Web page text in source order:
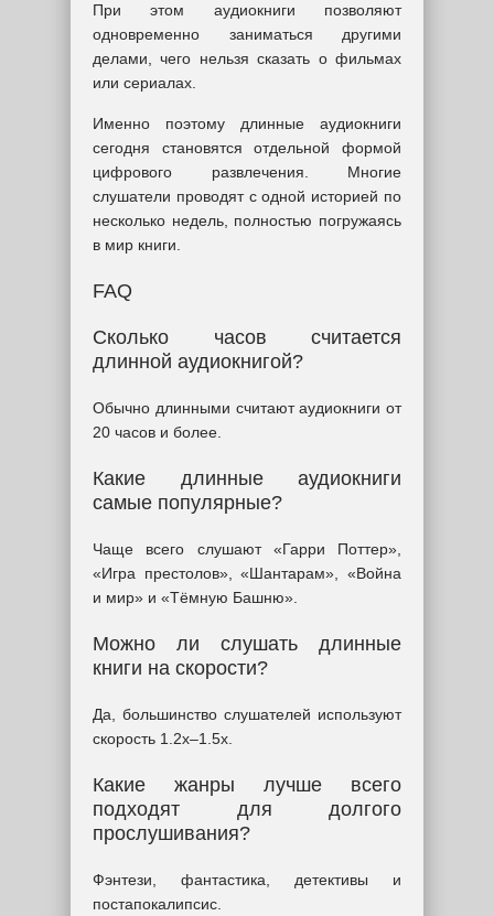
При этом аудиокниги позволяют
одновременно заниматься другими
делами, чего нельзя сказать о фильмах
или сериалах.
Именно поэтому длинные аудиокниги
сегодня становятся отдельной формой
цифрового развлечения. Многие
слушатели проводят с одной историей по
несколько недель, полностью погружаясь
в мир книги.
FAQ
Сколько часов считается
длинной аудиокнигой?
Обычно длинными считают аудиокниги от
20 часов и более.
Какие длинные аудиокниги
самые популярные?
Чаще всего слушают «Гарри Поттер»,
«Игра престолов», «Шантарам», «Война
и мир» и «Тёмную Башню».
Можно ли слушать длинные
книги на скорости?
Да, большинство слушателей используют
скорость 1.2x–1.5x.
Какие жанры лучше всего
подходят для долгого
прослушивания?
Фэнтези, фантастика, детективы и
постапокалипсис.